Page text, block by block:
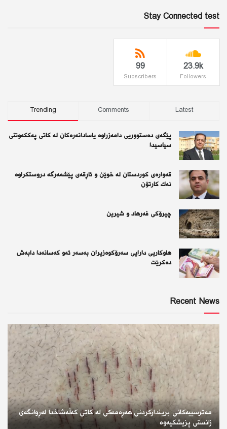
Stay Connected test
23.9k
Followers
99
Subscribers
Trending Comments Latest
پێگەی دەستووریی دامەزراوە یاسادانەرەكان لە كاتی پەككەوتنی
سیاسیدا
قەوارەی كوردستان لە خوێن و ئاڕقەی پێشمەرگە دروستكراوە
نەك كارتۆن
چیرۆكی فەرهاد و شیرین
هاوکاریی دارایی سەرۆکوەزیران بەسەر ئەو كەسانەدا دابەش
دەکرێت
Recent News
مەترسییەکانی بریندارکردنی هەڕەمەکی لە کاتی کەڵەشاخدا لەڕوانگەی
زانستی پزیشکیەوە